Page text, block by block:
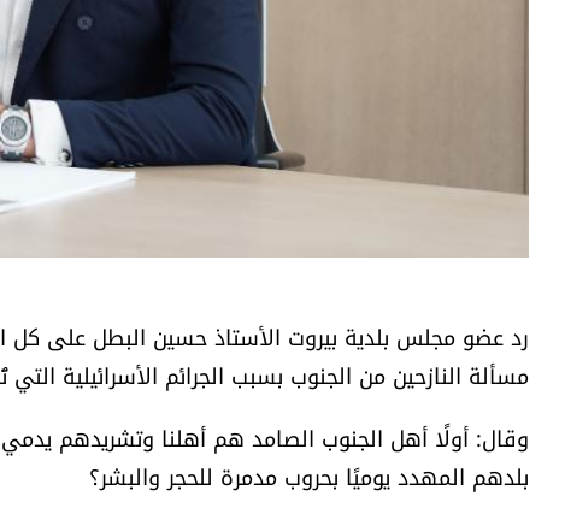
رد عضو مجلس بلدية بيروت الأستاذ حسين البطل على كل
مسألة النازحين من الجنوب بسبب الجرائم الأسرائيلية التي
وقال: أولًا أهل الجنوب الصامد هم أهلنا وتشريدهم
بلدهم المهدد يوميًا بحروب مدمرة للحجر والبشر؟